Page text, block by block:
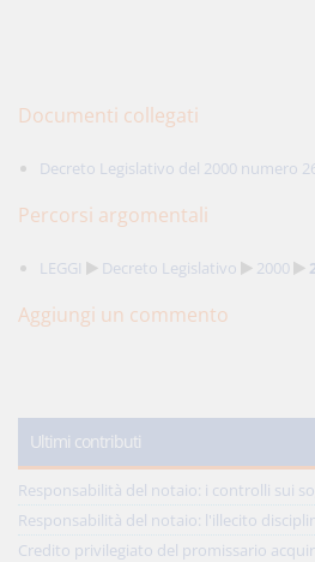
Documenti collegati
Decreto Legislativo del 2000 numero
Percorsi argomentali
LEGGI Decreto Legislativo 2000
Aggiungi un commento
Ultimi contributi
Responsabilità del notaio: i controlli sui
Responsabilità del notaio: l'illecito
Credito privilegiato del promissario